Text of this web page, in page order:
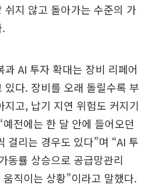
쉬지 않고 돌아가는 수준의 가
AI 투자 확대는 장비 리페어
있다. 장비를 오래 돌릴수록 부
지고, 납기 지연 위험도 커지기
전에는 한 달 안에 들어오던
걸리는 경우도 있다”며 “AI 투
동률 상승으로 공급망관리
직이는 상황”이라고 말했다.